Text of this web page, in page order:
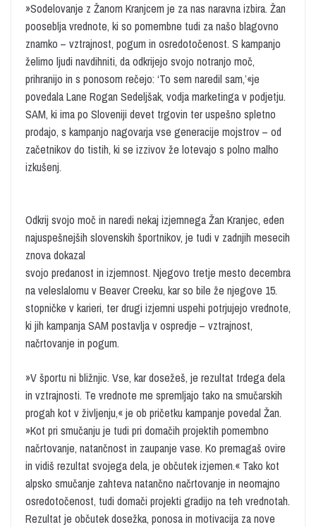
»Sodelovanje z Žanom Kranjcem je za nas naravna izbira. Žan
pooseblja vrednote, ki so pomembne tudi za našo blagovno
znamko – vztrajnost, pogum in osredotočenost. S kampanjo
želimo ljudi navdihniti, da odkrijejo svojo notranjo moč,
prihranijo in s ponosom rečejo: ‘To sem naredil sam,’«je
povedala Lane Rogan Sedeljšak, vodja marketinga v podjetju.
SAM, ki ima po Sloveniji devet trgovin ter uspešno spletno
prodajo, s kampanjo nagovarja vse generacije mojstrov – od
začetnikov do tistih, ki se izzivov že lotevajo s polno malho
izkušenj.
Odkrij svojo moč in naredi nekaj izjemnega Žan Kranjec, eden
najuspešnejših slovenskih športnikov, je tudi v zadnjih mesecih
znova dokazal
svojo predanost in izjemnost. Njegovo tretje mesto decembra
na veleslalomu v Beaver Creeku, kar so bile že njegove 15.
stopničke v karieri, ter drugi izjemni uspehi potrjujejo vrednote,
ki jih kampanja SAM postavlja v ospredje – vztrajnost,
načrtovanje in pogum.
»V športu ni bližnjic. Vse, kar dosežeš, je rezultat trdega dela
in vztrajnosti. Te vrednote me spremljajo tako na smučarskih
progah kot v življenju,« je ob pričetku kampanje povedal Žan.
»Kot pri smučanju je tudi pri domačih projektih pomembno
načrtovanje, natančnost in zaupanje vase. Ko premagaš ovire
in vidiš rezultat svojega dela, je občutek izjemen.« Tako kot
alpsko smučanje zahteva natančno načrtovanje in neomajno
osredotočenost, tudi domači projekti gradijo na teh vrednotah.
Rezultat je občutek dosežka, ponosa in motivacija za nove